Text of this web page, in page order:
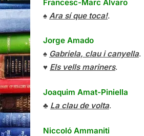
Francesc-Marc Álvaro
♠ Ara sí que toca!.
Jorge Amado
♠ Gabriela, clau i canyella.
♥ Els vells mariners.
Joaquim Amat-Piniella
♣ La clau de volta.
Niccoló Ammaniti